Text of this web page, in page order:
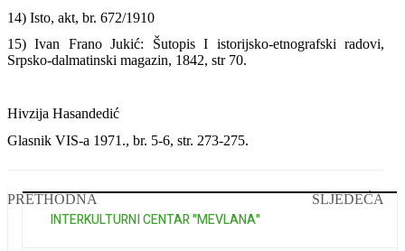
14) Isto, akt, br. 672/1910
15) Ivan Frano Jukić: Šutopis I istorijsko-etnografski radovi,
Srpsko-dalmatinski magazin, 1842, str 70.
Hivzija Hasandedić
Glasnik VIS-a 1971., br. 5-6, str. 273-275.
PRETHODNA SLJEDEĆA
INTERKULTURNI CENTAR "MEVLANA"